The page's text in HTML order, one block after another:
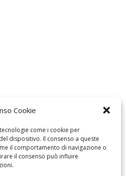
Cookie
come i cookie per
dispositivo. Il consenso a queste
il comportamento di navigazione o
il consenso può influire